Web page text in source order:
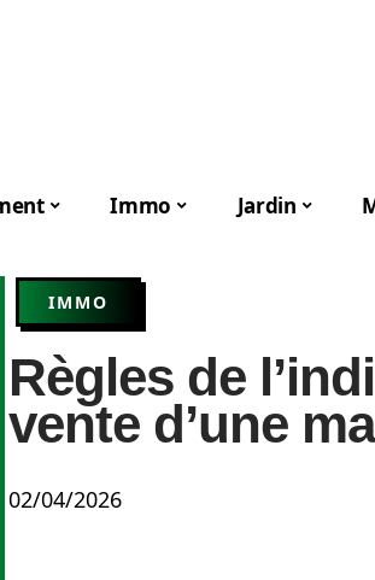
Immo Jardin
IMMO
Règles de
vente d’une
02/04/2026